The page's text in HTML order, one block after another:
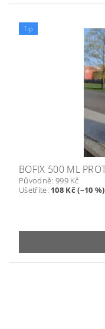
Tip
BOFIX 500 ML
Původně: 999 Kč
Ušetříte: 108 Kč (–10 %)